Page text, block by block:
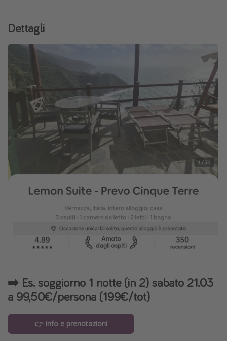
Dettagli
➡️ Es. soggiorno 1 notte (in 2) sabato 21.03
a 99,50€/persona (199€/tot)
👉 Info e prenotazioni